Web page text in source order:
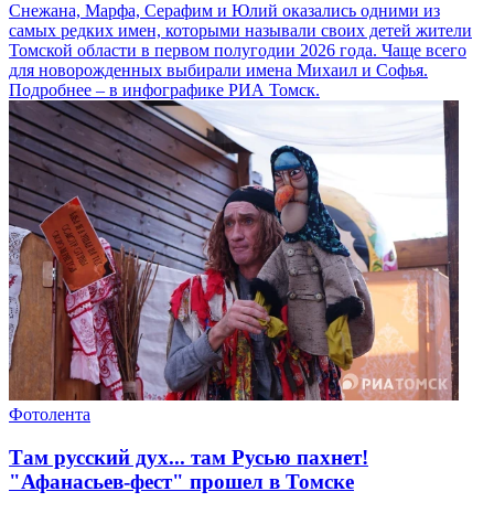
Снежана, Марфа, Серафим и Юлий оказались одними из
самых редких имен, которыми называли своих детей жители
Томской области в первом полугодии 2026 года. Чаще всего
для новорожденных выбирали имена Михаил и Софья.
Подробнее – в инфографике РИА Томск.
Фотолента
Там русский дух... там Русью пахнет!
"Афанасьев-фест" прошел в Томске